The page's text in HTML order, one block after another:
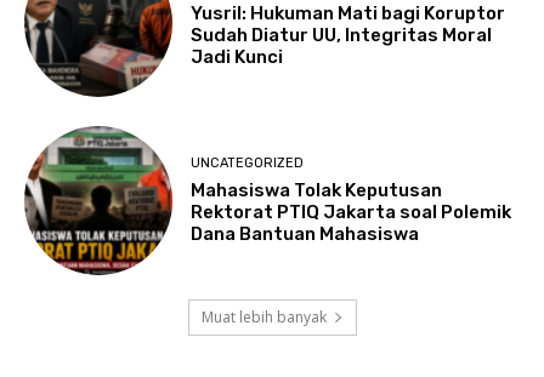
Yusril: Hukuman Mati bagi Koruptor
Sudah Diatur UU, Integritas Moral
Jadi Kunci
UNCATEGORIZED
Mahasiswa Tolak Keputusan
Rektorat PTIQ Jakarta soal Polemik
Dana Bantuan Mahasiswa
Muat lebih banyak